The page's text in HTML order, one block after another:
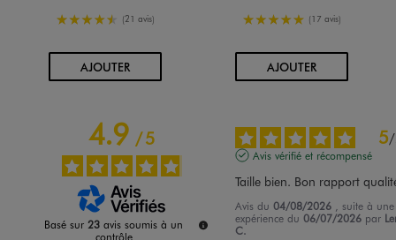
4.5/5 de moyenne
(21 avis)
AJOUTERAU PANIER
5/5 de moyenne
(17 avis)
AJOUTERAU PANIER
4.9/5
Basé sur 23 avis soumis à un
contrôle
5/
Avis vérifié et récompensé
Taille bien. Bon rapport
Avis du04/08/2026 , suite à une
expérience du06/07/2026 par
C.